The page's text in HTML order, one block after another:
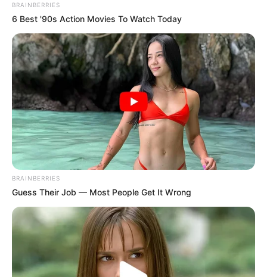
Owning $10k+ In Medical Bills Or Loans? Stop
Paying Interest Immediately
JG WENTWORTH
BRAINBERRIES
6 Best '90s Action Movies To Watch Today
BRAINBERRIES
Guess Their Job — Most People Get It Wrong